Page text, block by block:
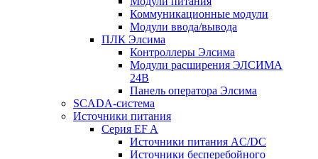
Коммуникационные модули
Модули ввода/вывода
ПЛК Элсима
Контроллеры Элсима
Модули расширения ЭЛСИМА
24В
Панель оператора Элсима
SCADA-система
Источники питания
Серия EF A
Источники питания AC/DC
Источники бесперебойного